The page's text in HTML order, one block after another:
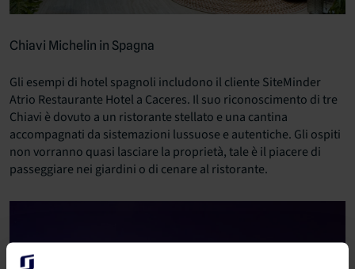
Chiavi Michelin in Spagna
Gli esempi di hotel spagnoli includono il cliente SiteMinder
Atrio Restaurante Hotel a Caceres. Il suo riconoscimento di tre
Chiavi è dovuto a un ristorante stellato e una cantina
accompagnati da sistemazioni lussuose e autentiche. Gli ospiti
non vorranno quasi lasciare la proprietà, tale è il piacere di
passeggiare nei giardini o di cenare al ristorante.